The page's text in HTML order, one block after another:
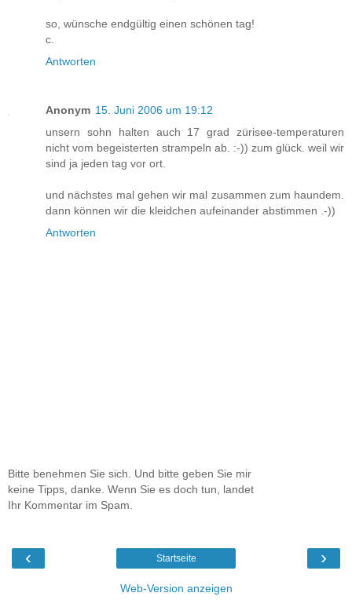
so, wünsche endgültig einen schönen tag!
c.
Antworten
Anonym 15. Juni 2006 um 19:12
unsern sohn halten auch 17 grad zürisee-temperaturen
nicht vom begeisterten strampeln ab. :-)) zum glück. weil wir
sind ja jeden tag vor ort.
und nächstes mal gehen wir mal zusammen zum haundem.
dann können wir die kleidchen aufeinander abstimmen .-))
Antworten
Bitte benehmen Sie sich. Und bitte geben Sie mir
keine Tipps, danke. Wenn Sie es doch tun, landet
Ihr Kommentar im Spam.
‹ ›
Startseite
Web-Version anzeigen